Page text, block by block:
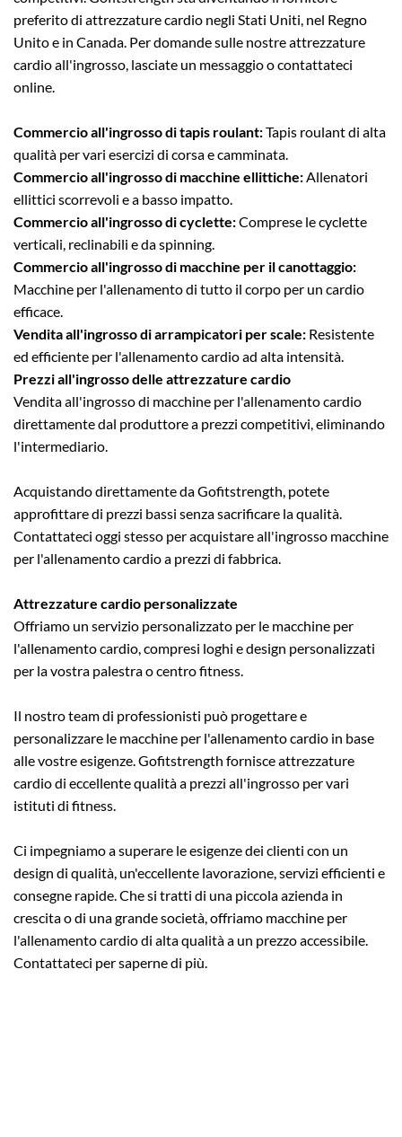
preferito di attrezzature cardio negli Stati Uniti, nel Regno
Unito e in Canada. Per domande sulle nostre attrezzature
cardio all'ingrosso, lasciate un messaggio o contattateci
online.
Commercio all'ingrosso di tapis roulant:Tapis roulant di alta
qualità per vari esercizi di corsa e camminata.
Commercio all'ingrosso di macchine ellittiche:Allenatori
ellittici scorrevoli e a basso impatto.
Commercio all'ingrosso di cyclette:Comprese le cyclette
verticali, reclinabili e da spinning.
Commercio all'ingrosso di macchine per il canottaggio:
Macchine per l'allenamento di tutto il corpo per un cardio
efficace.
Vendita all'ingrosso di arrampicatori per scale: Resistente
ed efficiente per l'allenamento cardio ad alta intensità.
Prezzi all'ingrosso delle attrezzature cardio
Vendita all'ingrosso di macchine per l'allenamento cardio
direttamente dal produttore a prezzi competitivi, eliminando
l'intermediario.
Acquistando direttamente da Gofitstrength, potete
approfittare di prezzi bassi senza sacrificare la qualità.
Contattateci oggi stesso per acquistare all'ingrosso macchine
per l'allenamento cardio a prezzi di fabbrica.
Attrezzature cardio personalizzate
Offriamo un servizio personalizzato per le macchine per
l'allenamento cardio, compresi loghi e design personalizzati
per la vostra palestra o centro fitness.
Il nostro team di professionisti può progettare e
personalizzare le macchine per l'allenamento cardio in base
alle vostre esigenze. Gofitstrength fornisce attrezzature
cardio di eccellente qualità a prezzi all'ingrosso per vari
istituti di fitness.
Ci impegniamo a superare le esigenze dei clienti con un
design di qualità, un'eccellente lavorazione, servizi efficienti e
consegne rapide. Che si tratti di una piccola azienda in
crescita o di una grande società, offriamo macchine per
l'allenamento cardio di alta qualità a un prezzo accessibile.
Contattateci per saperne di più.